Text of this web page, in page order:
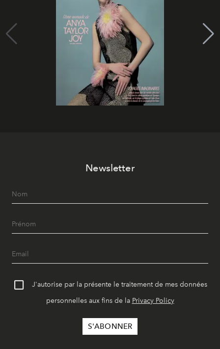
Newsletter
J'autorise par la présente le traitement de mes données
personnelles aux fins de la Privacy Policy